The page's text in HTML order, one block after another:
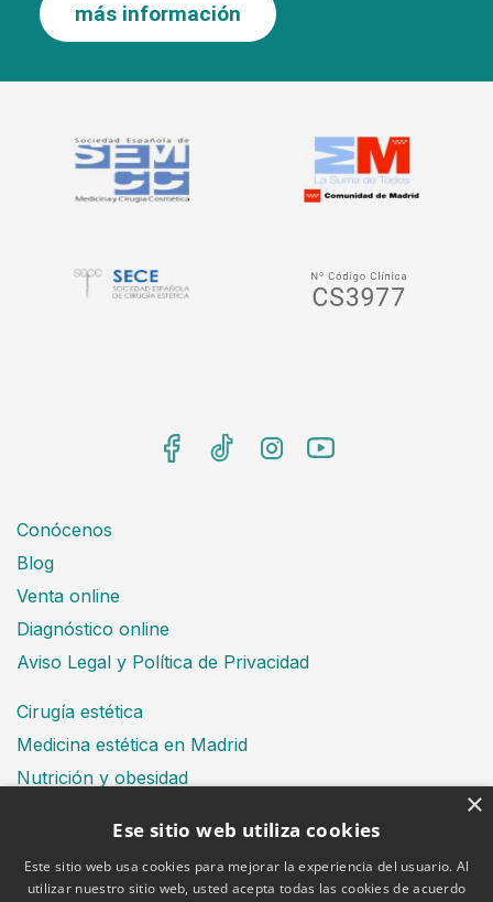
más información
Conócenos
Blog
Venta online
Diagnóstico online
Aviso Legal y Política de Privacidad
Cirugía estética
Medicina estética en Madrid
Nutrición y obesidad
Financiación
×
Ese sitio web utiliza cookies
Este sitio web usa cookies para mejorar la experiencia del usuario. Al
utilizar nuestro sitio web, usted acepta todas las cookies de acuerdo